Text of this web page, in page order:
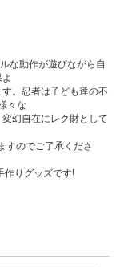
な動作が遊びながら自
。忍者は子ども達の不
々な
幻自在にレク財として
すのでご了承くださ
作りグッズです!